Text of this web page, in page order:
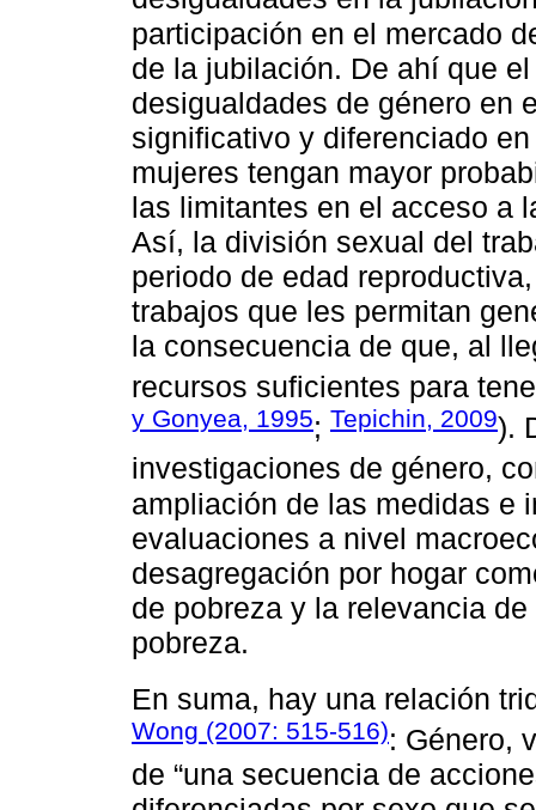
participación en el mercado
de la jubilación. De ahí que
desigualdades de género en
significativo y diferenciado
mujeres tengan mayor
las limitantes en el acceso a
Así, la división sexual del
periodo de edad
trabajos que les permitan
la consecuencia de que, al
recursos suficientes para
y Gonyea, 1995; Tepichin, 2009).
investigaciones de género,
ampliación de las medidas e
evaluaciones a nivel
desagregación por hogar
de pobreza y la relevancia
pobreza.
En suma, hay una relación
Wong (2007: 515-516): Género,
de “una secuencia de